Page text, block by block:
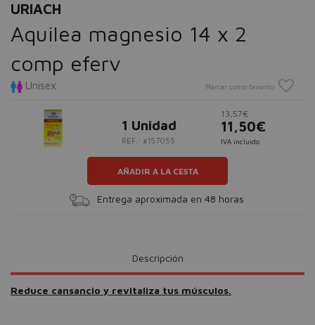
URIACH
Aquilea magnesio 14 x 2
comp eferv
Unisex Marcar como favorito
1 Unidad
REF.: #157055
13,57€
11,50€
IVA incluido
AÑADIR A LA CESTA
Entrega aproximada en 48 horas
Descripción
Reduce cansancio y revitaliza tus músculos.